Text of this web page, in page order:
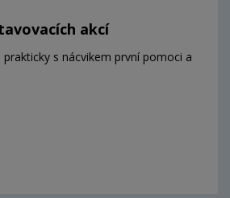
akcí
prakticky s nácvikem první pomoci a